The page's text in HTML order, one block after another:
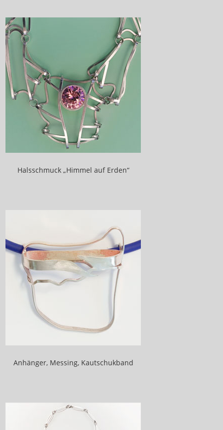
Entwürfe
Historische Galerie
Heilender Schmuck
Sterne
Malerei
Mischtechnik
Aquarelle
Halsschmuck „Himmel auf Erden“
Anhänger, Messing, Kautschukband